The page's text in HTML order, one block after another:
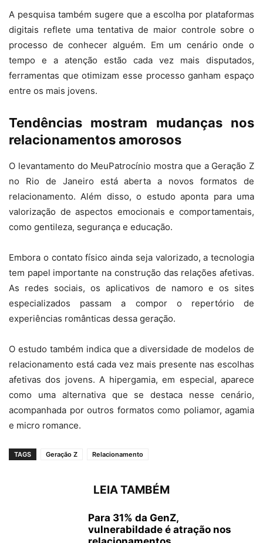
A pesquisa também sugere que a escolha por plataformas
digitais reflete uma tentativa de maior controle sobre o
processo de conhecer alguém. Em um cenário onde o
tempo e a atenção estão cada vez mais disputados,
ferramentas que otimizam esse processo ganham espaço
entre os mais jovens.
Tendências mostram mudanças nos
relacionamentos amorosos
O levantamento do MeuPatrocínio mostra que a Geração Z
no Rio de Janeiro está aberta a novos formatos de
relacionamento. Além disso, o estudo aponta para uma
valorização de aspectos emocionais e comportamentais,
como gentileza, segurança e educação.
Embora o contato físico ainda seja valorizado, a tecnologia
tem papel importante na construção das relações afetivas.
As redes sociais, os aplicativos de namoro e os sites
especializados passam a compor o repertório de
experiências românticas dessa geração.
O estudo também indica que a diversidade de modelos de
relacionamento está cada vez mais presente nas escolhas
afetivas dos jovens. A hipergamia, em especial, aparece
como uma alternativa que se destaca nesse cenário,
acompanhada por outros formatos como poliamor, agamia
e micro romance.
TAGS Geração Z Relacionamento
LEIA TAMBÉM
Para 31% da GenZ,
vulnerabildade é atração nos